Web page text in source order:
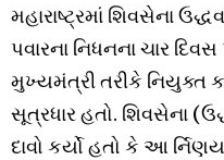
મહારાષ્ટ્રમાં શિવસેના
પવારના નિધનના ચાર
મુખ્યમંત્રી તરીકે નિયુક્ત
સૂત્રધાર હતો. શિવસેના
દાવો કર્યો હતો કે આ